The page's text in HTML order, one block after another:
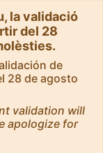
la validació
del 28
de
28 de agosto
validation will
apologize for